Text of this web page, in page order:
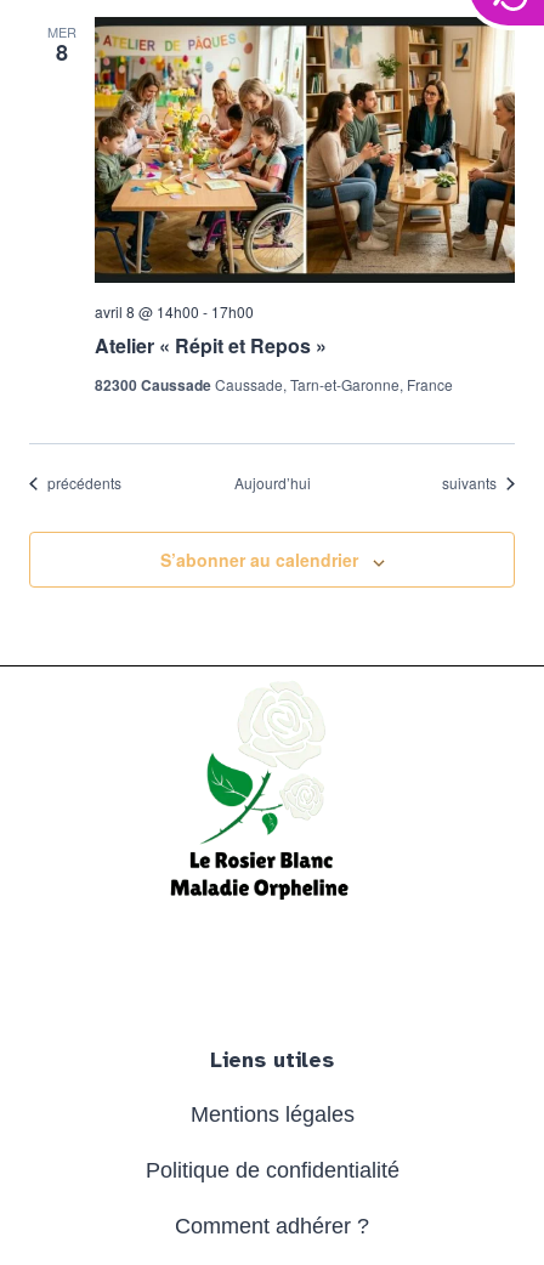
MER
8
Atelier « Répit et Repos »
avril 8 @ 14h00 - 17h00
82300 CaussadeCaussade, Tarn-et-Garonne, France
Évènements
précédents Aujourd’hui Évènements
suivants
S’abonner au calendrier
Liens utiles
Mentions légales
Politique de confidentialité
Comment adhérer ?